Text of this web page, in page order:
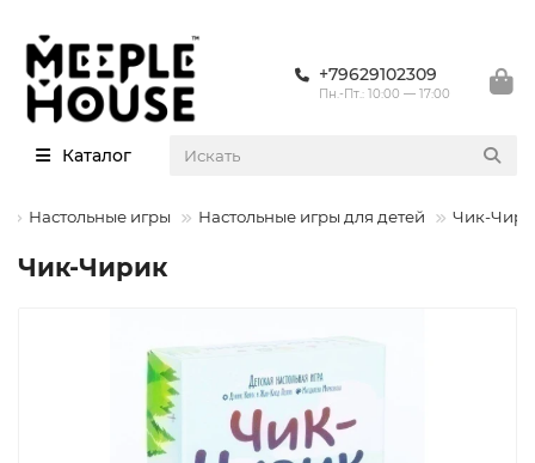
+79629102309
Пн.-Пт.: 10:00 — 17:00
Каталог
Настольные игры Настольные игры для детей Чик-
Чик-Чирик